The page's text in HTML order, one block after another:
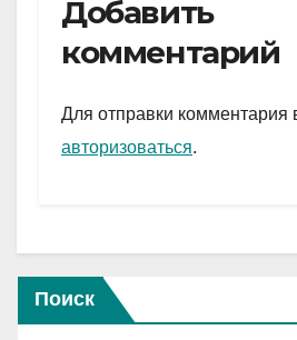
gr
a
m
s
A
p
Добавить
комментарий
Для отправки комментария
авторизоваться.
Поиск